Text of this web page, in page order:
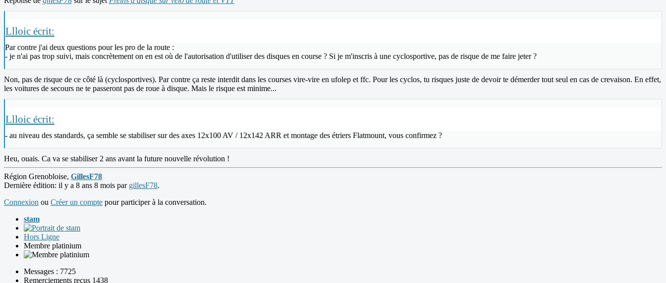
Llloic écrit:
Par contre j'ai deux questions pour les pro de la route :
- je n'ai pas trop suivi, mais concrètement on en est où de l'autorisation d'utiliser des disques en course ? Si je m'inscris à une cyclosportive, pas de risque de me faire jeter ?
Non, pas de risque de ce côté là (cyclosportives). Par contre ça reste interdit dans les courses vire-vire en ufolep et ffc. Pour les cyclos, tu risques juste de devoir te démerder tout seul en cas de crevaison. En effet,
les voitures de secours ne te passeront pas de roue à disque. Mais le risque est minime...
Llloic écrit:
- au niveau des standards, ça semble se stabiliser sur des axes 12x100 AV / 12x142 ARR et montage des étriers Flatmount, vous confirmez ?
Heu, ouais. Ca va se stabiliser 2 ans avant la future nouvelle révolution !
Région Grenobloise, GillesF78
Dernière édition: il y a 8 ans 8 mois par gillesF78.
Connexion ou Créer un compte pour participer à la conversation.
stam
Hors Ligne
Membre platinium
Messages : 7725
Remerciements reçus 1438